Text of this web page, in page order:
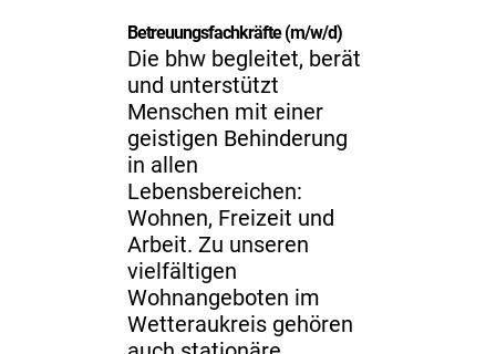
Betreuungsfachkräfte (m/w/d)
Die bhw begleitet, berät
und unterstützt
Menschen mit einer
geistigen Behinderung
in allen
Lebensbereichen:
Wohnen, Freizeit und
Arbeit. Zu unseren
vielfältigen
Wohnangeboten im
Wetteraukreis gehören